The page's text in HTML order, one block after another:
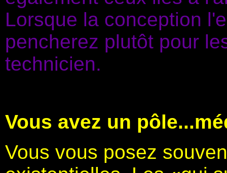
Lorsque la conception
pencherez plutôt pour
technicien.
Vous avez un
Vous vous posez